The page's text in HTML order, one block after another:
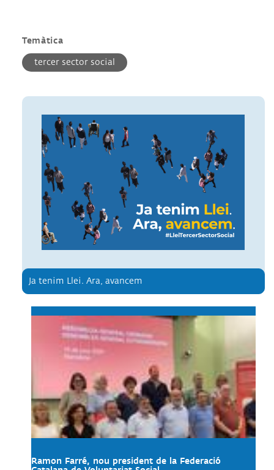
Temàtica
tercer sector social
Ja tenim Llei. Ara, avancem
Ramon Farré, nou president de la Federació